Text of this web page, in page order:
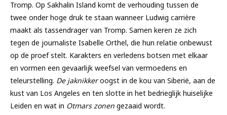
Tromp. Op Sakhalin Island komt de verhouding tussen de
twee onder hoge druk te staan wanneer Ludwig carrière
maakt als tassendrager van Tromp. Samen keren ze zich
tegen de journaliste Isabelle Orthel, die hun relatie onbewust
op de proef stelt. Karakters en verledens botsen met elkaar
en vormen een gevaarlijk weefsel van vermoedens en
teleurstelling. De jaknikkeroogst in de kou van Siberië, aan de
kust van Los Angeles en ten slotte in het bedrieglijk huiselijke
Leiden en wat in Otmars zonen gezaaid wordt.